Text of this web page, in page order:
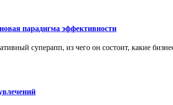
парадигма эффективности
суперапп, из чего он состоит, какие